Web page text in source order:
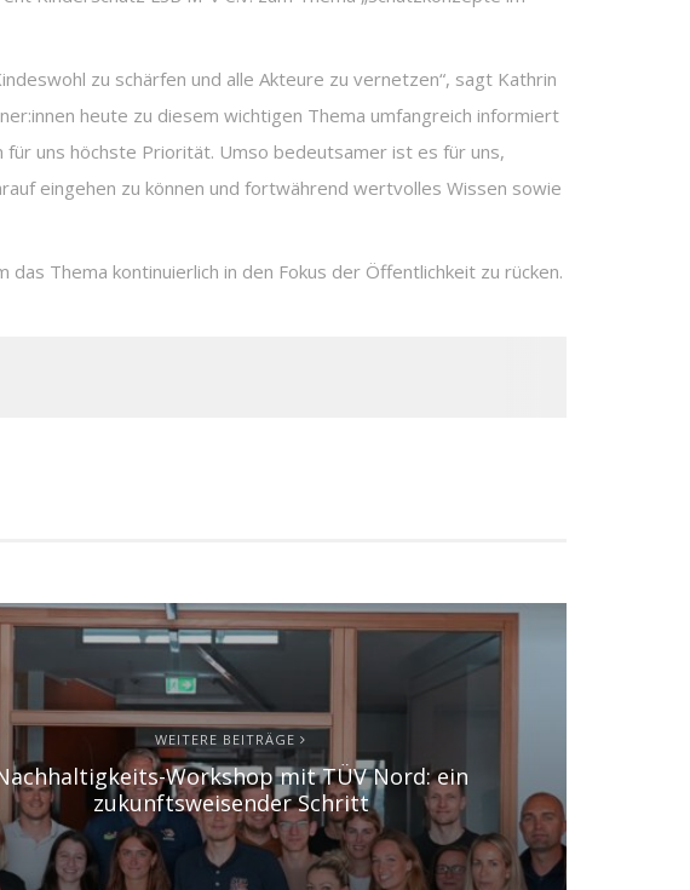
zu schärfen und alle Akteure zu vernetzen“, sagt Kathrin
heute zu diesem wichtigen Thema umfangreich informiert
uns höchste Priorität. Umso bedeutsamer ist es für uns,
eingehen zu können und fortwährend wertvolles Wissen sowie
Thema kontinuierlich in den Fokus der Öffentlichkeit zu rücken.
WEITERE BEITRÄGE
Workshop mit TÜV Nord: ein
zukunftsweisender Schritt